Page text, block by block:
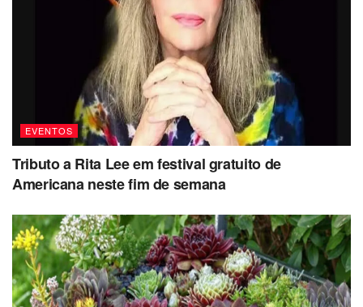
EVENTOS
Tributo a Rita Lee em festival gratuito de
Americana neste fim de semana